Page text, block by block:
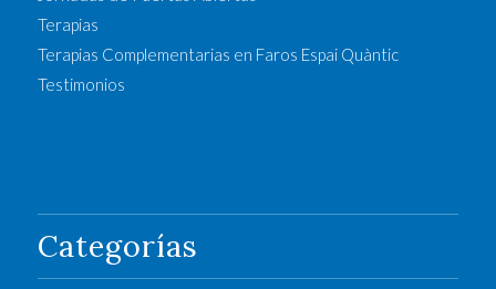
Terapias
Terapias Complementarias en Faros Espai Quàntic
Testimonios
Categorías